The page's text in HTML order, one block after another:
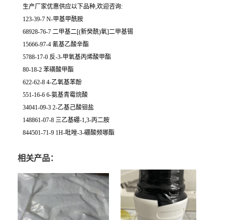
生产厂家优惠供应以下品种,欢迎咨询:
123-39-7 N-甲基甲酰胺
68928-76-7 二甲基二[(新癸酰)氧]二甲基锡
15666-97-4 氰基乙酸辛酯
5788-17-0 反-3-甲氧基丙烯酸甲酯
80-18-2 苯磺酸甲酯
622-62-8 4-乙氧基苯酚
551-16-6 6-氨基青霉烷酸
34041-09-3 2-乙基己酸钼盐
148861-07-8 三乙基硼-1,3-丙二胺
844501-71-9 1H-吡唑-3-硼酸频哪酯
相关产品：